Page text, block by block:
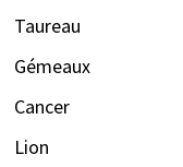
Taureau
Gémeaux
Cancer
Lion